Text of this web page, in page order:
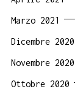
Marzo 2021
Dicembre 2020
Novembre 2020
Ottobre 2020